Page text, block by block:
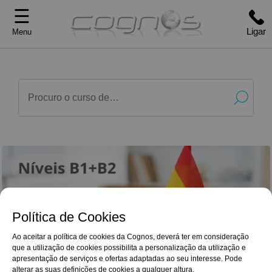
Política de Cookies
Ao aceitar a política de cookies da Cognos, deverá ter em consideração
que a utilização de cookies possibilita a personalização da utilização e
apresentação de serviços e ofertas adaptadas ao seu interesse. Pode
alterar as suas definições de cookies a qualquer altura.
☰
Menu Ligar
Google Reviews
4,9/5
agradeço toda a disponibilidade, o curso foi ao
encontro das minhas necessidades e em breve